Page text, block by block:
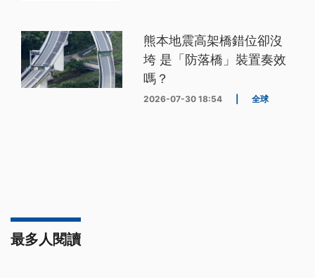
熊本地震高架橋錯位卻沒
垮 是「防落橋」裝置奏效
嗎？
2026-07-30 18:54 全球
最多人閱讀